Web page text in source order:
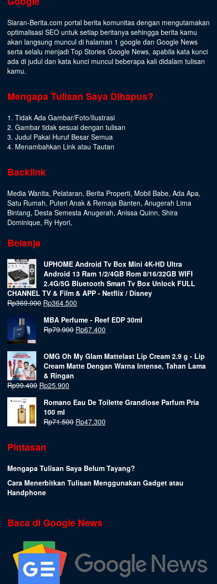
Siaran-Berita.com portal berita komunitas dengan mengutamakan
optimalisasi SEO untuk setiap beritanya sehingga berita kamu
akan langsung muncul di halaman 1 google dan Google News
serta selalu menjadi Top Stories Google News, apabila kata kunci
ada di judul dan kata kunci muncul beberapa kali didalam tulisan
kamu.
Mengapa Tulisan Saya Dihapus?
1. Tidak Ada Gambar/Foto/Ilustrasi
2. Gambar tidak sesuai dengan tulisan
3. Judul Pakai Huruf Besar Semua
4. Menambahkan Link atau Tautan
Backlink
Media Wanita, Pelataran, Berita Properti, Mobil Babe, Ada Apa,
Satu Rumah, Puteri Anak & Remaja Banten, Anugerah Lima
Bintang, Desta Semesta Anugerah, Anissa Quinn, Shira
Dominique, Ry Hyori,
Belanja
UPHOME Android Tv Box Mini 4K-HD Ultra
Android 13 Ram 1/2/4GB Rom 8/16/32GB WIFI
2.4G/5G Bluetooth Smart Tv Box Unlock FULL
CHANNEL TV & Film & APP - Netflix / Disney
Rp369.000 Rp364.500
MBA Perfume - Reef EDP 30ml
Rp79.900 Rp67.400
OMG Oh My Glam Mattelast Lip Cream 2.9 g - Lip
Cream Matte Dengan Warna Intense, Tahan Lama
& Ringan
Rp99.400 Rp25.900
Romano Eau De Toilette Grandiose Parfum Pria
100 ml
Rp71.500 Rp47.300
Pintasan
Mengapa Tulisan Saya Belum Tayang?
Cara Menerbitkan Tulisan Menggunakan Gadget atau
Handphone
Baca di Google News